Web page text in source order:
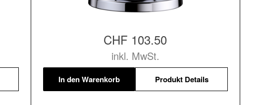
CHF 103.50
inkl. MwSt.
In den Warenkorb Produkt Details